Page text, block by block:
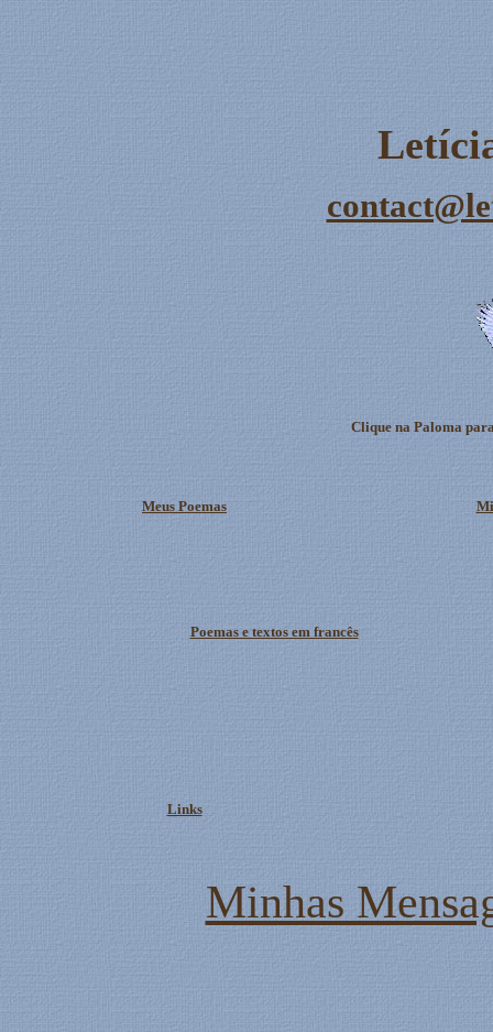
Clique na Paloma
Meus Poemas
Poemas e textos em francês
Links
Minhas